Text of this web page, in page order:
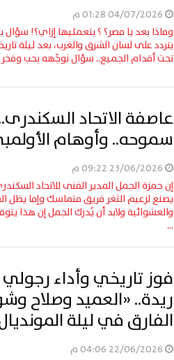
وماذا بعد يا مصر؟ ؟ بتعمليها إزاي؟! سؤال
يتردد على لسان الشرق والغرب، بعد ليلة
تحت أقدام الجميع.. سؤال نوجّهه بحب
عاصفة الاتحاد
سموحه.. وأوهام
إن حمزة الجمل المدير الفنى للاتحاد
يصنع لزعيم الثغر فريق متماسك وإما يظل
والعشوائية ولابد أن يُدرك الجمل إن هذا
...
فوز تاريخي وأداء
ريدة.. «العميد وصلاح
الفارق في ليلة